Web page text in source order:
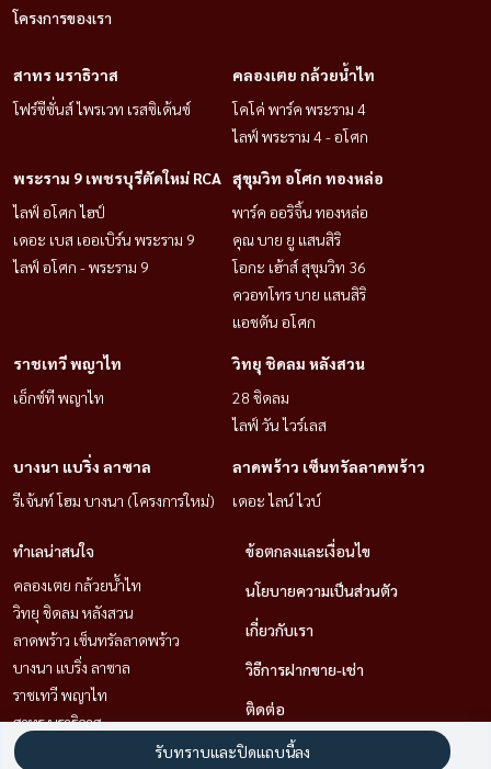
โครงการของเรา
สาทร นราธิวาส
โฟร์ซีซั่นส์ ไพรเวท เรสซิเด้นซ์
คลองเตย กล้วยน้ำไท
โคโค่ พาร์ค พระราม 4
ไลฟ์ พระราม 4 - อโศก
พระราม 9 เพชรบุรีตัดใหม่ RCA
ไลฟ์ อโศก ไฮป์
เดอะ เบส เออเบิร์น พระราม 9
ไลฟ์ อโศก - พระราม 9
สุขุมวิท อโศก ทองหล่อ
พาร์ค ออริจิ้น ทองหล่อ
คุณ บาย ยู แสนสิริ
โอกะ เฮ้าส์ สุขุมวิท 36
ควอทโทร บาย แสนสิริ
แอชตัน อโศก
ราชเทวี พญาไท
เอ็กซ์ที พญาไท
วิทยุ ชิดลม หลังสวน
28 ชิดลม
ไลฟ์ วัน ไวร์เลส
บางนา แบริ่ง ลาซาล
รีเจ้นท์ โฮม บางนา (โครงการใหม่)
ลาดพร้าว เซ็นทรัลลาดพร้าว
เดอะ ไลน์ ไวบ์
ทำเลน่าสนใจ
คลองเตย กล้วยน้ำไท
วิทยุ ชิดลม หลังสวน
ลาดพร้าว เซ็นทรัลลาดพร้าว
บางนา แบริ่ง ลาซาล
ราชเทวี พญาไท
สาทร นราธิวาส
พระราม 9 เพชรบุรีตัดใหม่ RCA
ข้อตกลงและเงื่อนไข
นโยบายความเป็นส่วนตัว
เกี่ยวกับเรา
วิธีการฝากขาย-เช่า
ติดต่อ
รับทราบและปิดแถบนี้ลง